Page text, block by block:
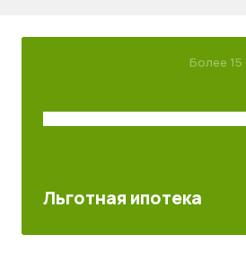
Более
Льготная ипотека